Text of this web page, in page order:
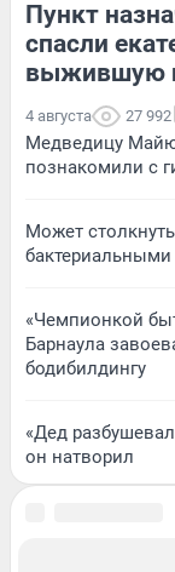
Пункт
спасли
выжившую
4 августа 27 992
Медведицу
познакомили с
Может
«Чемпионкой
Барнаула
бодибилдингу
«Дед
он натворил